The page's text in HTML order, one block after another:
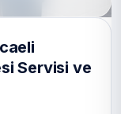
Servisi ve